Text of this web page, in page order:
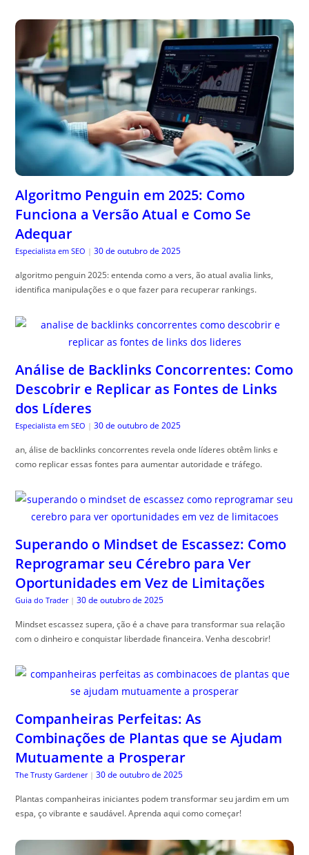
Algoritmo Penguin em 2025: Como
Funciona a Versão Atual e Como Se
Adequar
Especialista em SEO | 30 de outubro de 2025
algoritmo penguin 2025: entenda como a vers, ão atual avalia links,
identifica manipulações e o que fazer para recuperar rankings.
Análise de Backlinks Concorrentes: Como
Descobrir e Replicar as Fontes de Links
dos Líderes
Especialista em SEO | 30 de outubro de 2025
an, álise de backlinks concorrentes revela onde líderes obtêm links e
como replicar essas fontes para aumentar autoridade e tráfego.
Superando o Mindset de Escassez: Como
Reprogramar seu Cérebro para Ver
Oportunidades em Vez de Limitações
Guia do Trader | 30 de outubro de 2025
Mindset escassez supera, ção é a chave para transformar sua relação
com o dinheiro e conquistar liberdade financeira. Venha descobrir!
Companheiras Perfeitas: As
Combinações de Plantas que se Ajudam
Mutuamente a Prosperar
The Trusty Gardener | 30 de outubro de 2025
Plantas companheiras iniciantes podem transformar seu jardim em um
espa, ço vibrante e saudável. Aprenda aqui como começar!